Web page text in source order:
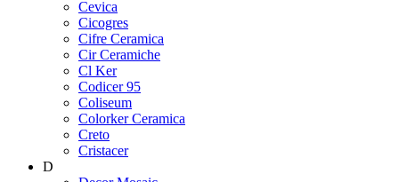
Cevica
Cicogres
Cifre Ceramica
Cir Ceramiche
Cl Ker
Codicer 95
Coliseum
Colorker Ceramica
Creto
Cristacer
D